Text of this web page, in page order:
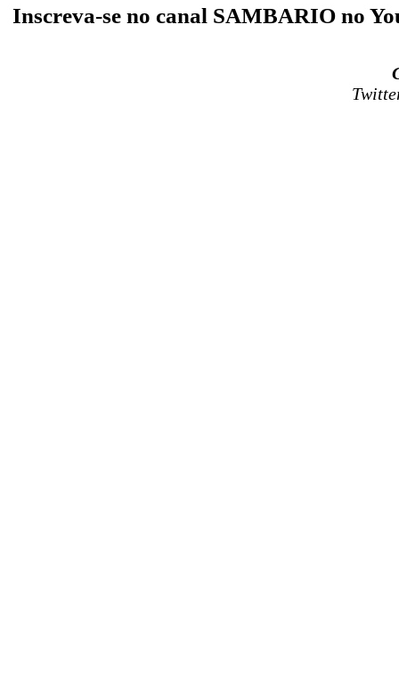
Inscreva-se no canal SAMBARIO no